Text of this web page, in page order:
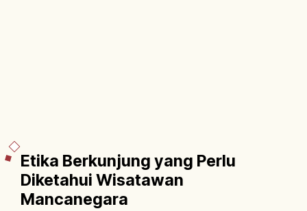
Etika Berkunjung yang Perlu
Diketahui Wisatawan
Mancanegara